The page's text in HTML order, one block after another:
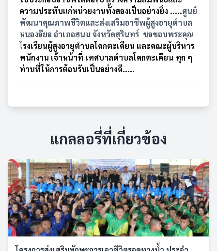
ความประทับแก่หน่วยงานทั้งสองเป็นอย่างยิ่ง .....ศูนย์
พัฒนาคุณภาพชีวิตและส่งเสริมอาชีพผู้สูงอายุตำบล
หนองอียอ อำเภอสนม จังหวัดสุรินทร์ ขอขอบพระคุณ
โรงเรียนผู้สูงอายุตำบลโคกตะเคียน และคณะผู้บริหาร
พนักงาน เจ้าหน้าที่ เทศบาลตำบลโคกตะเคียน ทุก ๆ
ท่านที่ให้การต้อนรับเป็นอย่างดี.....
แกลลอรี่ที่เกี่ยวข้อง